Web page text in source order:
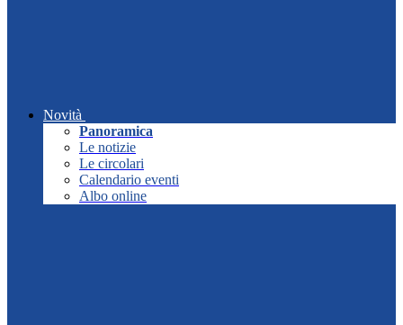
Novità
Panoramica
Le notizie
Le circolari
Calendario eventi
Albo online